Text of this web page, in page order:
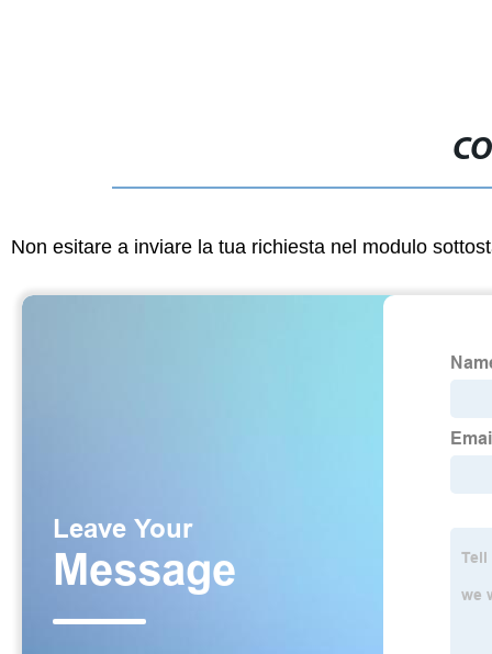
Non esitare a inviare la tua richiesta nel modulo